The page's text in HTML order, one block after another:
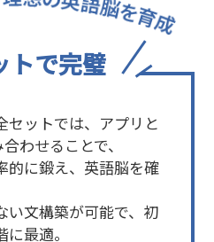
トで完璧
セットでは、アプリと
わせることで、
的に鍛え、英語脳を確
い文構築が可能で、初
最適。